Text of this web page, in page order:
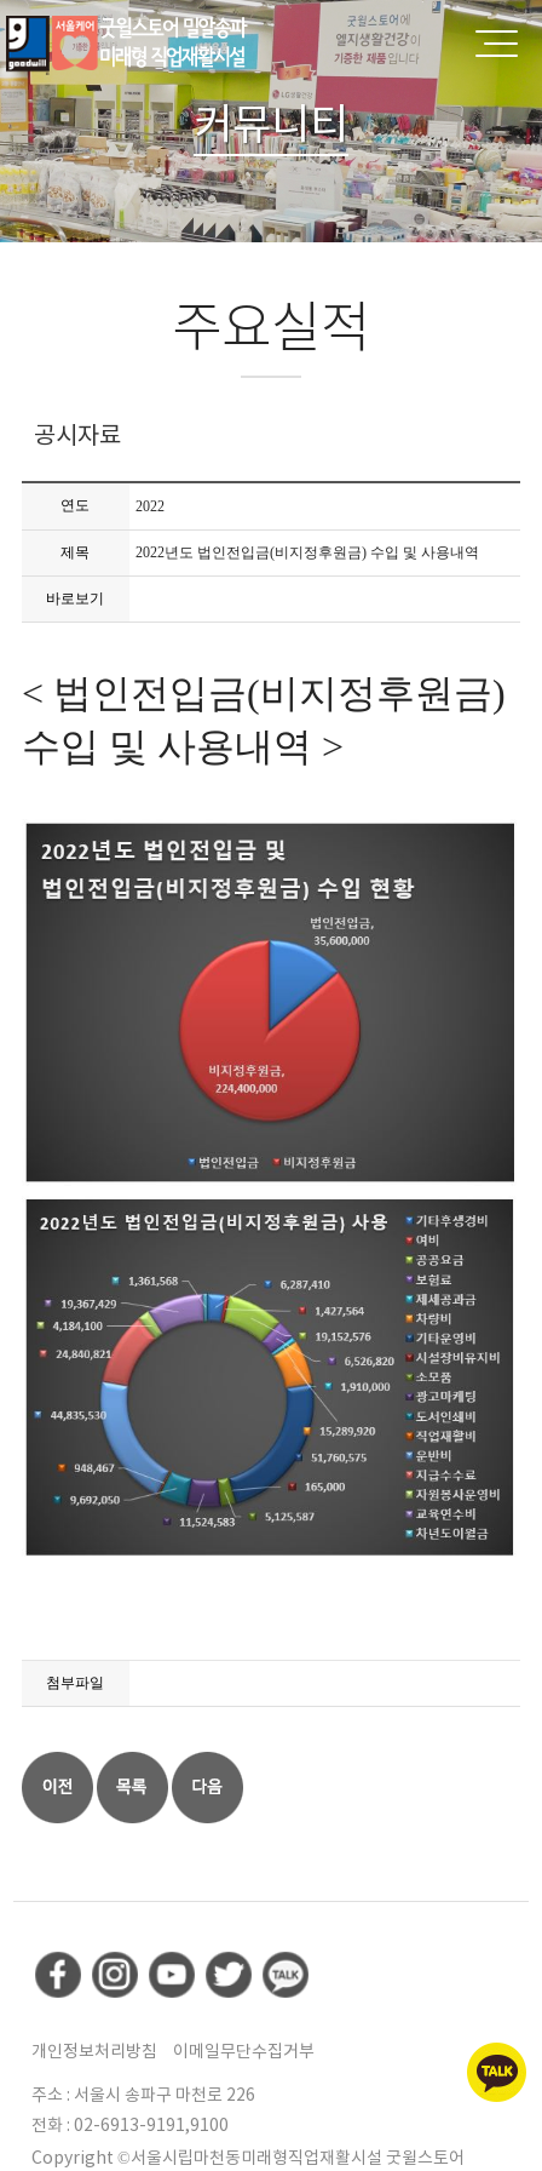
커뮤니티
주요실적
공시자료
연도 2022
제목 2022년도 법인전입금(비지정후원금) 수입 및 사용내역
바로보기
< 법인전입금(비지정후원금)
수입 및 사용내역 >
첨부파일
개인정보처리방침
이메일무단수집거부
주소 : 서울시 송파구 마천로 226
전화 : 02-6913-9191,9100
Copyright ©서울시립마천동미래형직업재활시설 굿윌스토어